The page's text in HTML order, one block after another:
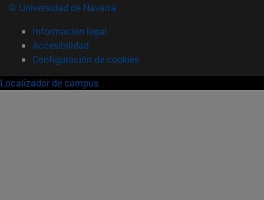
© Universidad de Navarra
Información legal
Accesibilidad
Configuración de cookies
Localizador de campus